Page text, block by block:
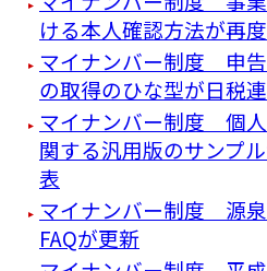
ける本人確認方法が再
マイナンバー制度 申
の取得のひな型が日税
マイナンバー制度 個
関する汎用版のサンプ
表
マイナンバー制度 源
FAQが更新